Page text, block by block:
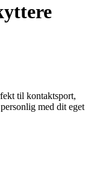
til kontaktsport,
med dit eget